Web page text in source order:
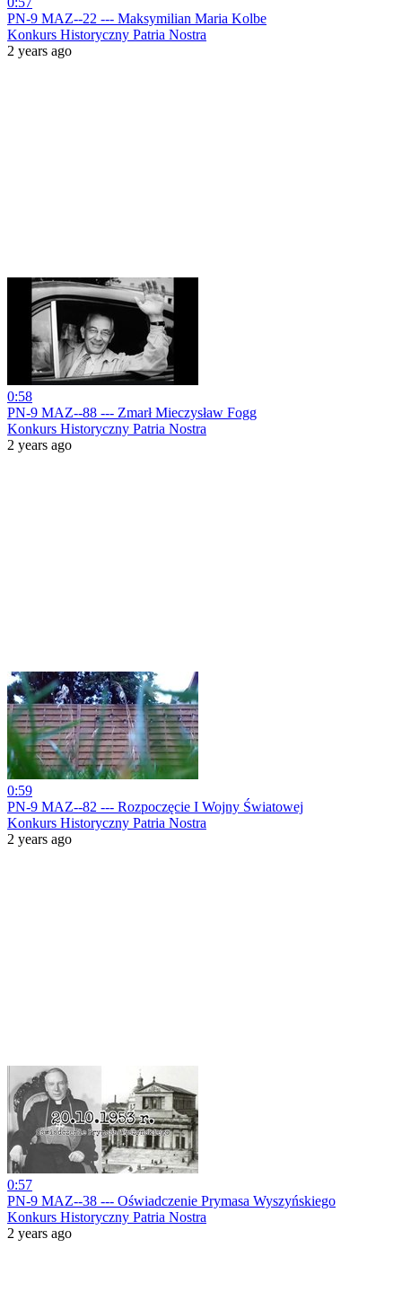
PN-9 MAZ--22 --- Maksymilian Maria Kolbe
Konkurs Historyczny Patria Nostra
2 years ago
0:58
PN-9 MAZ--88 --- Zmarł Mieczysław Fogg
Konkurs Historyczny Patria Nostra
2 years ago
0:59
PN-9 MAZ--82 --- Rozpoczęcie I Wojny Światowej
Konkurs Historyczny Patria Nostra
2 years ago
0:57
PN-9 MAZ--38 --- Oświadczenie Prymasa Wyszyńskiego
Konkurs Historyczny Patria Nostra
2 years ago